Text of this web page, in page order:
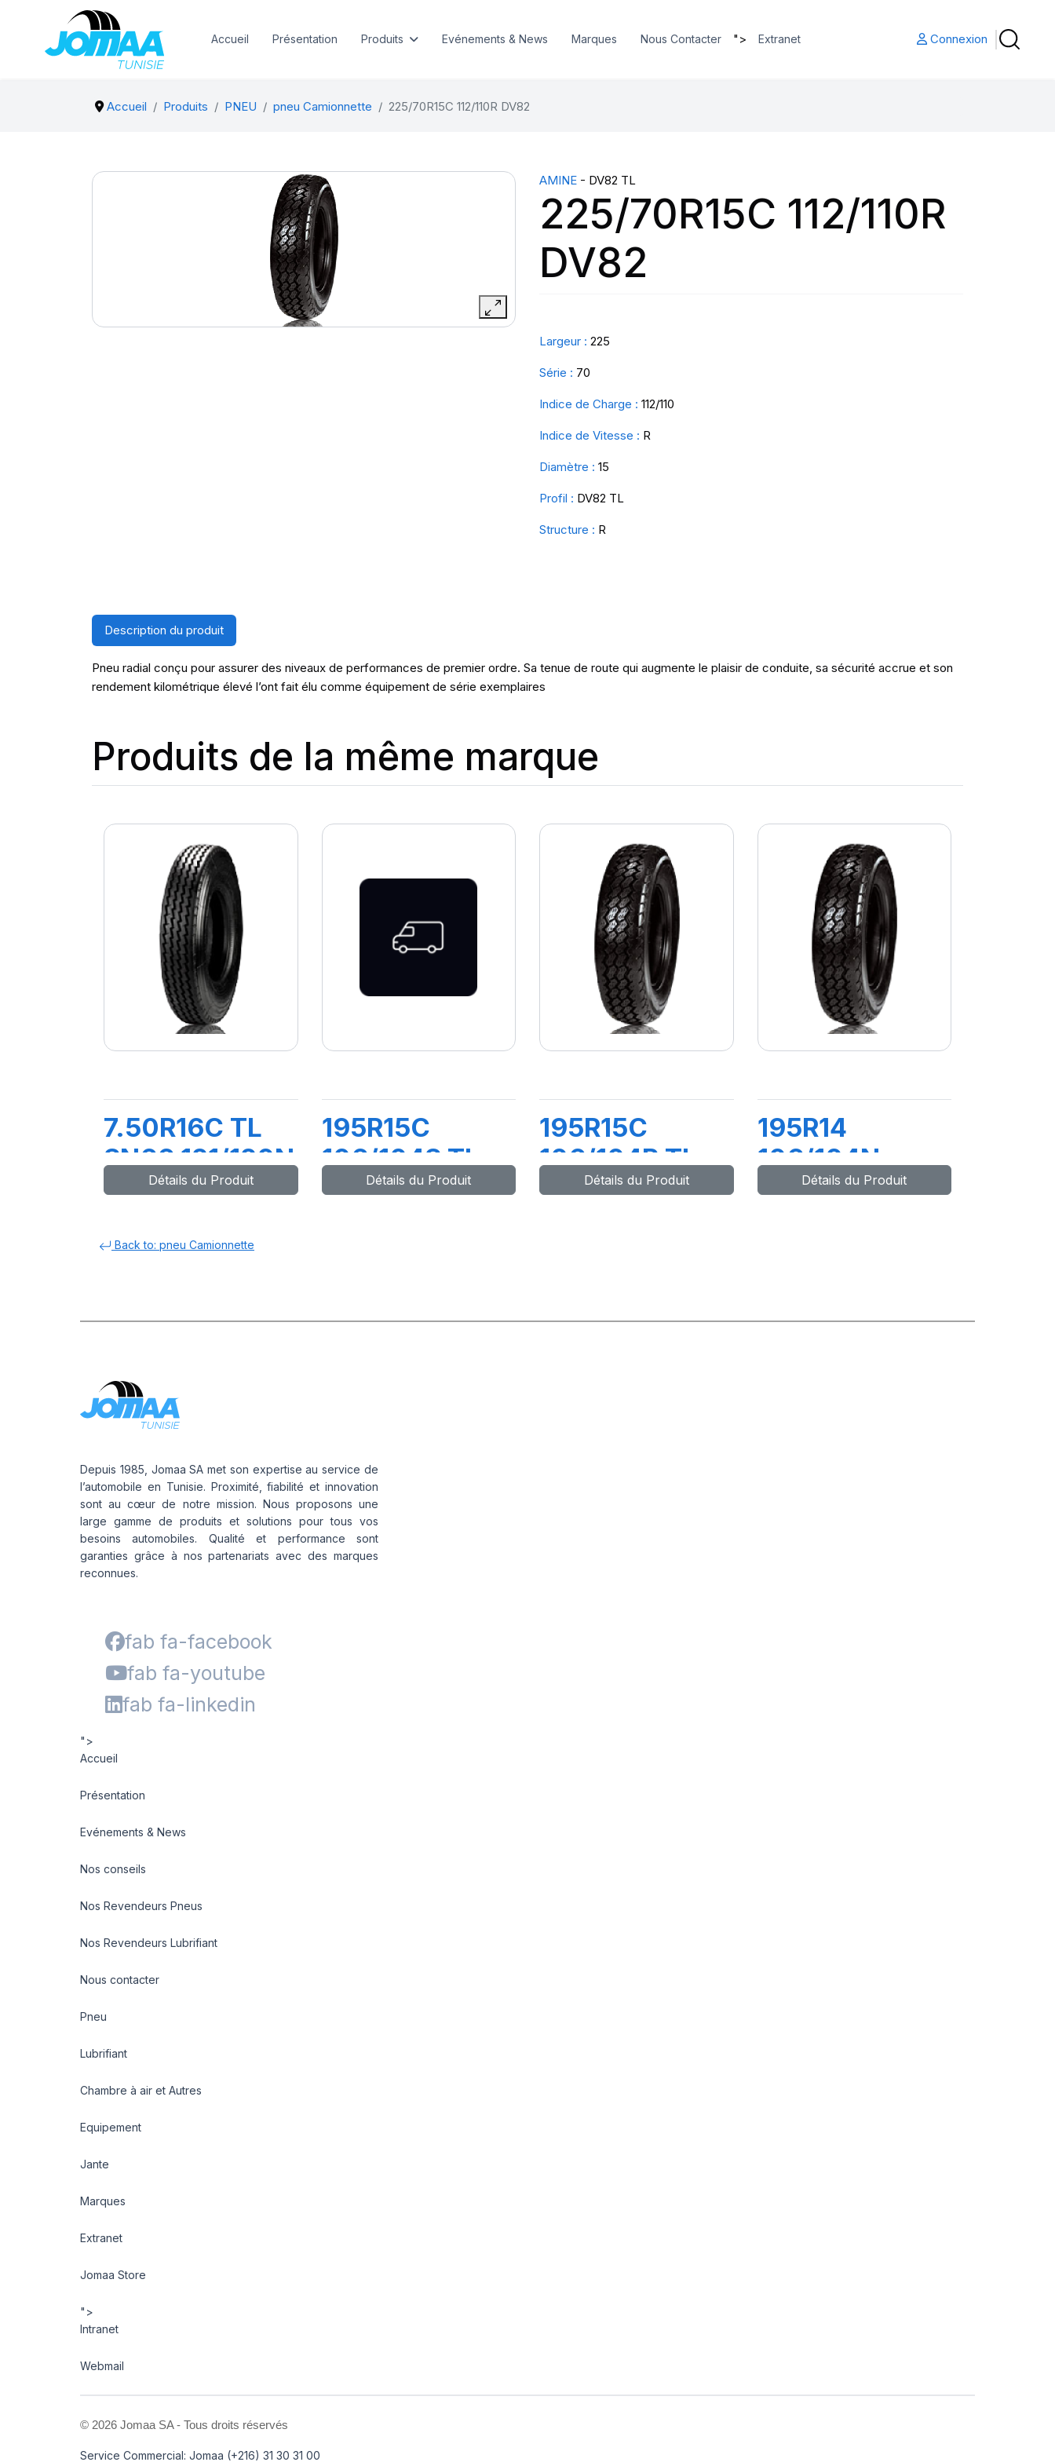
Accueil Présentation Produits Evénements & News Marques Nous Contacter "> Extranet Connexion
Accueil Produits PNEU pneu Camionnette 225/70R15C 112/110R DV82
AMINE - DV82 TL
225/70R15C 112/110R
DV82
Largeur : 225
Série : 70
Indice de Charge : 112/110
Indice de Vitesse : R
Diamètre : 15
Profil : DV82 TL
Structure : R
Description du produit
Pneu radial conçu pour assurer des niveaux de performances de premier ordre. Sa tenue de route qui augmente le plaisir de conduite, sa sécurité accrue et son
rendement kilométrique élevé l’ont fait élu comme équipement de série exemplaires
Produits de la même marque
7.50R16C TL
SN66 121/120N
Détails du Produit
195R15C
106/104S TL
DRIVER
Détails du Produit
195R15C
106/104R TL
DV82Détails du Produit
195R14
106/104N
DV82Détails du Produit
Back to: pneu Camionnette
Depuis 1985, Jomaa SA met son expertise au service de
l’automobile en Tunisie. Proximité, fiabilité et innovation
sont au cœur de notre mission. Nous proposons une
large gamme de produits et solutions pour tous vos
besoins automobiles. Qualité et performance sont
garanties grâce à nos partenariats avec des marques
reconnues.
fab fa-facebook
fab fa-youtube
fab fa-linkedin
">
Accueil
Présentation
Evénements & News
Nos conseils
Nos Revendeurs Pneus
Nos Revendeurs Lubrifiant
Nous contacter
Pneu
Lubrifiant
Chambre à air et Autres
Equipement
Jante
Marques
Extranet
Jomaa Store
">
Intranet
Webmail
© 2026 Jomaa SA - Tous droits réservés
Service Commercial: Jomaa (+216) 31 30 31 00